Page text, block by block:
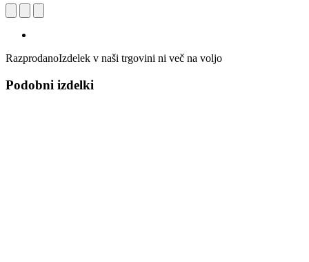
RazprodanoIzdelek v naši trgovini ni več na voljo
Podobni izdelki